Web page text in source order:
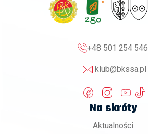
+48 501 254 546
klub@bkssa.pl
Na skróty
Aktualności